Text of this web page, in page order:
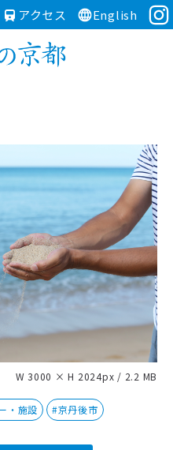
アクセス English
W 3000 × H 2024px / 2.2 MB
・施設 #京丹後市